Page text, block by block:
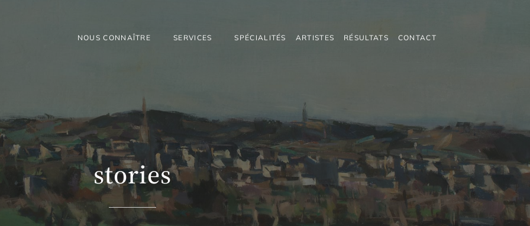
NOUS CONNAÎTRE SERVICES SPÉCIALITÉS ARTISTES RÉSULTATS CONTACT
stories